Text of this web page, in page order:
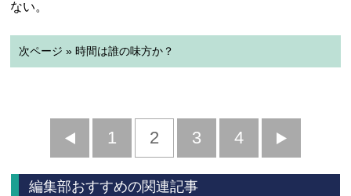
ない。
次ページ » 時間は誰の味方か？
前
へ
1 2 3 4
へ
編集部おすすめの関連記事